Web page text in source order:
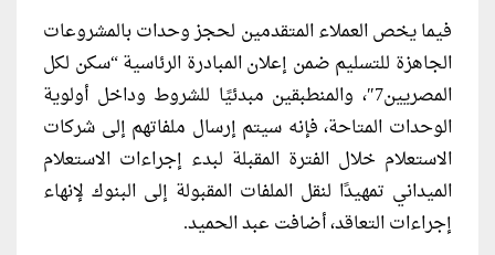
فيما يخص العملاء المتقدمين لحجز وحدات بالمشروعات
الجاهزة للتسليم ضمن إعلان المبادرة الرئاسية “سكن لكل
المصريين7″، والمنطبقين مبدئيًا للشروط وداخل أولوية
الوحدات المتاحة، فإنه سيتم إرسال ملفاتهم إلى شركات
الاستعلام خلال الفترة المقبلة لبدء إجراءات الاستعلام
الميداني تمهيدًا لنقل الملفات المقبولة إلى البنوك لإنهاء
إجراءات التعاقد، أضافت عبد الحميد.